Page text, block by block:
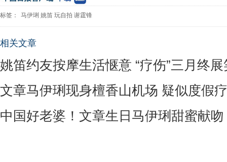
标签： 马伊琍 姚笛 玩自拍 谢霆锋
相关文章
姚笛约友按摩生活惬意 “疗伤”三月终
文章马伊琍现身檀香山机场 疑似度假
中国好老婆！文章生日马伊琍甜蜜献吻